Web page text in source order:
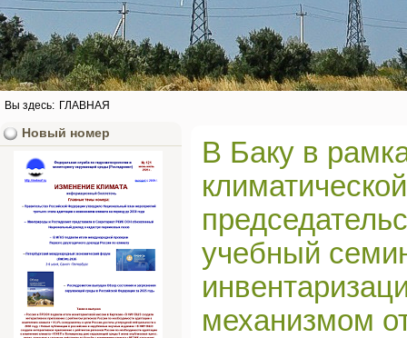
Вы здесь: ГЛАВНАЯ
В Баку в
учебный
механизмом
Новый номер